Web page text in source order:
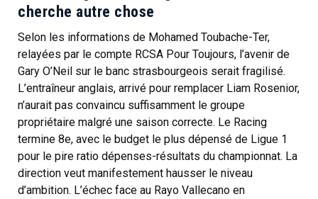
cherche autre chose
Selon les informations de Mohamed Toubache-Ter,
relayées par le compte RCSA Pour Toujours, l’avenir de
Gary O’Neil sur le banc strasbourgeois serait fragilisé.
L’entraîneur anglais, arrivé pour remplacer Liam Rosenior,
n’aurait pas convaincu suffisamment le groupe
propriétaire malgré une saison correcte. Le Racing
termine 8e, avec le budget le plus dépensé de Ligue 1
pour le pire ratio dépenses-résultats du championnat. La
direction veut manifestement hausser le niveau
d’ambition. L’échec face au Rayo Vallecano en